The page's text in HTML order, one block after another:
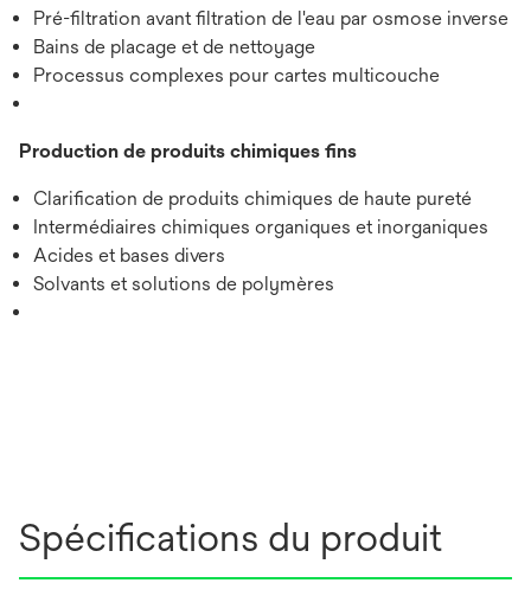
Pré-filtration avant filtration de l'eau par osmose inverse
Bains de placage et de nettoyage
Processus complexes pour cartes multicouche
Production de produits chimiques fins
Clarification de produits chimiques de haute pureté
Intermédiaires chimiques organiques et inorganiques
Acides et bases divers
Solvants et solutions de polymères
Spécifications du produit